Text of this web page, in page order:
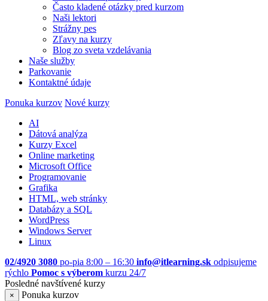
Často kladené otázky pred kurzom
Naši lektori
Strážny pes
Zľavy na kurzy
Blog zo sveta vzdelávania
Naše služby
Parkovanie
Kontaktné údaje
Ponuka kurzov Nové kurzy
AI
Dátová analýza
Kurzy Excel
Online marketing
Microsoft Office
Programovanie
Grafika
HTML, web stránky
Databázy a SQL
WordPress
Windows Server
Linux
02/4920 3080 po-pia 8:00 – 16:30 info@itlearning.sk odpisujeme
rýchlo Pomoc s výberom kurzu 24/7
Posledné navštívené kurzy
×
Ponuka kurzov